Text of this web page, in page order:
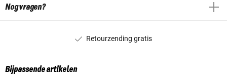
Nog vragen?
Retourzending gratis
Bijpassende artikelen